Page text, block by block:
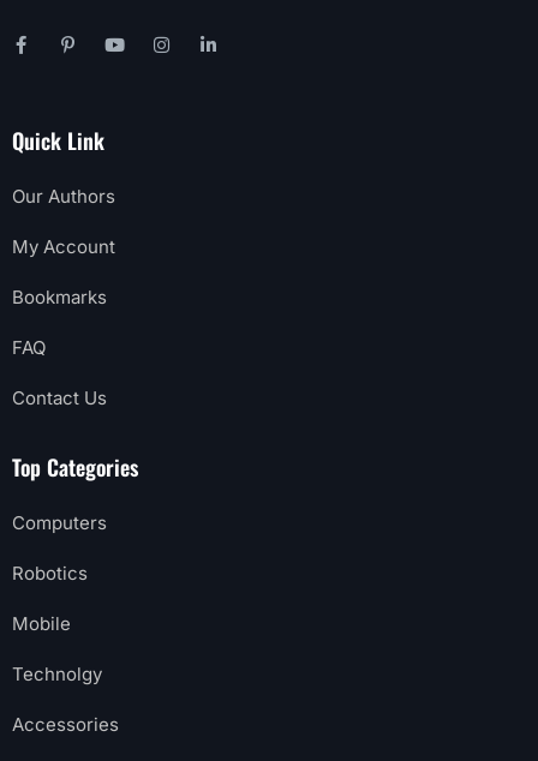
Quick Link
Our Authors
My Account
Bookmarks
FAQ
Contact Us
Top Categories
Computers
Robotics
Mobile
Technolgy
Accessories